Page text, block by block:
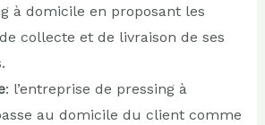
à domicile en proposant les
collecte et de livraison de ses
: l’entreprise de pressing à
au domicile du client comme